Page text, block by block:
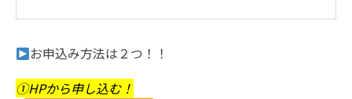
お申込み方法は２つ！！
①HPから申し込む！